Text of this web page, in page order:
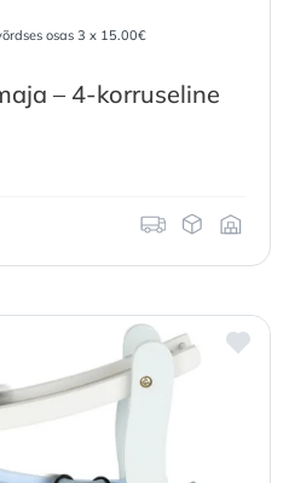
osas 3 x 15.00€
– 4-korruseline